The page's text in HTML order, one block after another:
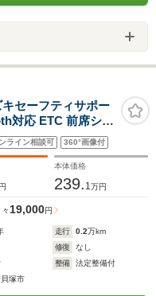
セーフティサポー
対応 ETC 前席シー
イト 純正アルミホ
ト
ライン相談可 360°画像付
本体価格
239. 1万円
々19,000円
走行 0.2万km
修復
なし
整備
法定整備付
塚市